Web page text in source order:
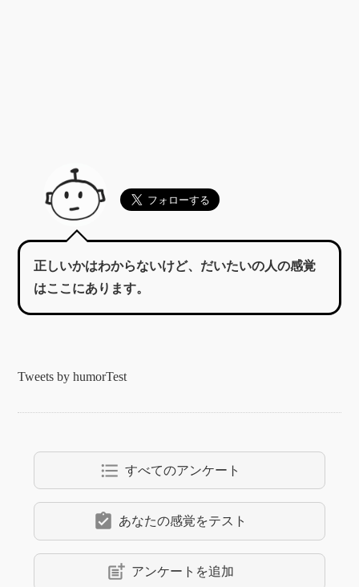
正しいかはわからないけど、だいたいの人の感覚
はここにあります。
Tweets by humorTest
format_list_bulleted すべてのアンケート
assignment_turned_in あなたの感覚をテスト
post_add アンケートを追加